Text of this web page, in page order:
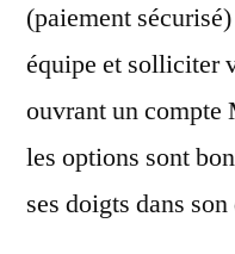
(paiement
équipe et solliciter
ouvrant un compte
les options sont
ses doigts dans